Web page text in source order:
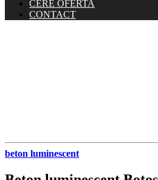
CERE OFERTA
CONTACT
beton luminescent